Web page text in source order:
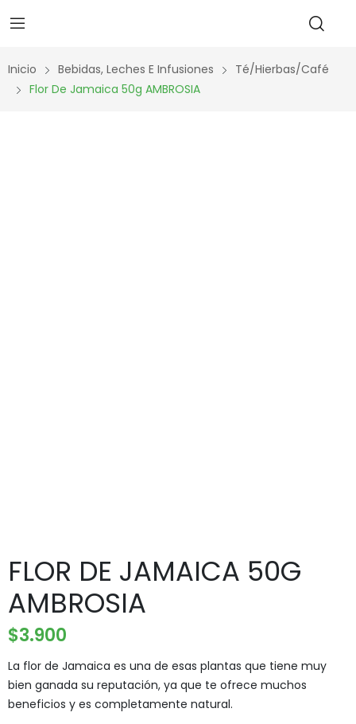
Inicio Bebidas, Leches E Infusiones
Té/Hierbas/Café
Flor De Jamaica 50g AMBROSIA
FLOR DE JAMAICA 50G
AMBROSIA
$3.900
La flor de Jamaica es una de esas plantas que tiene muy
bien ganada su reputación, ya que te ofrece muchos
beneficios y es completamente natural.